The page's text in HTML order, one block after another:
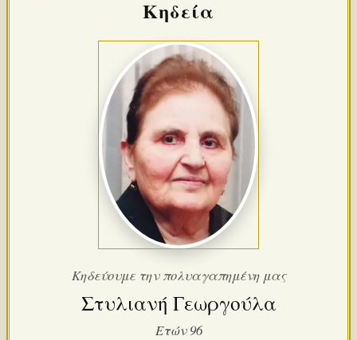
Κηδεία
Κηδεύουμε την πολυαγαπημένη μας
Στυλιανή Γεωργούλα
Ετών 96